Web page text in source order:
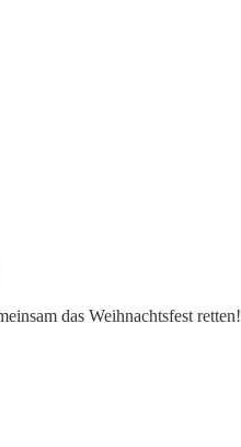
das Weihnachtsfest retten!